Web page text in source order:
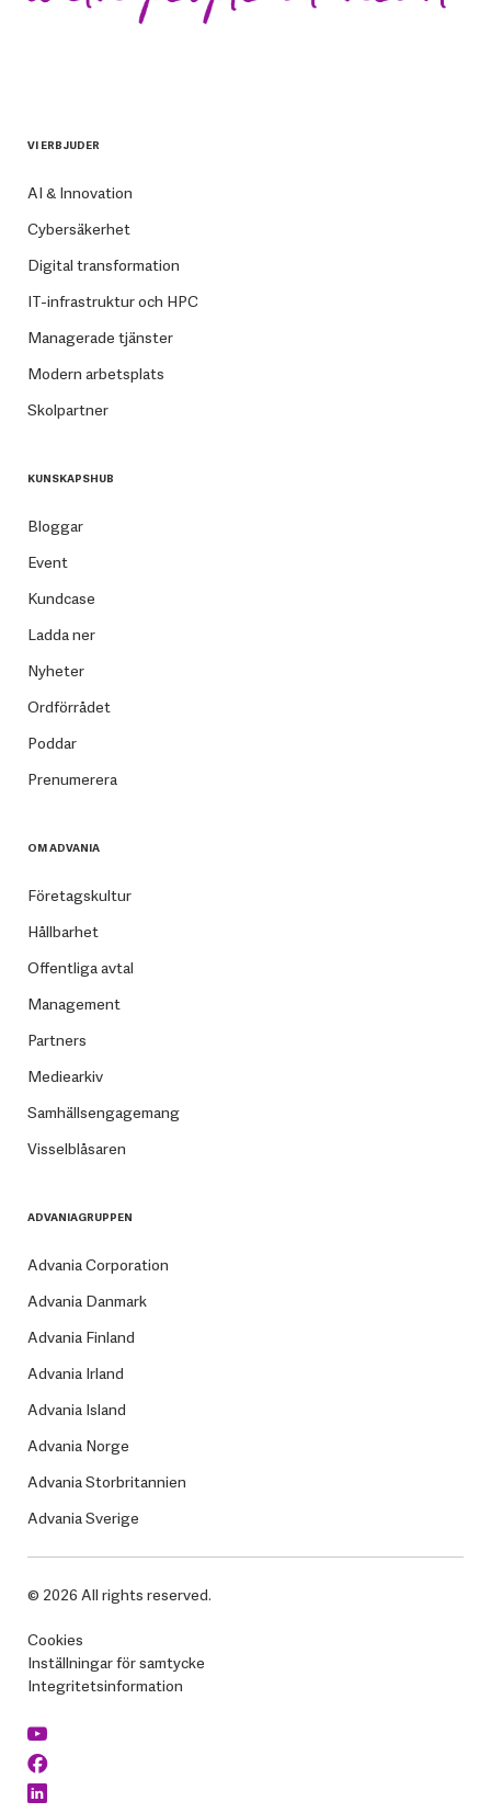
VI ERBJUDER
AI & Innovation
Cybersäkerhet
Digital transformation
IT-infrastruktur och HPC
Managerade tjänster
Modern arbetsplats
Skolpartner
KUNSKAPSHUB
Bloggar
Event
Kundcase
Ladda ner
Nyheter
Ordförrådet
Poddar
Prenumerera
OM ADVANIA
Företagskultur
Hållbarhet
Offentliga avtal
Management
Partners
Mediearkiv
Samhällsengagemang
Visselblåsaren
ADVANIAGRUPPEN
Advania Corporation
Advania Danmark
Advania Finland
Advania Irland
Advania Island
Advania Norge
Advania Storbritannien
Advania Sverige
© 2026 All rights reserved.
Cookies
Inställningar för samtycke
Integritetsinformation